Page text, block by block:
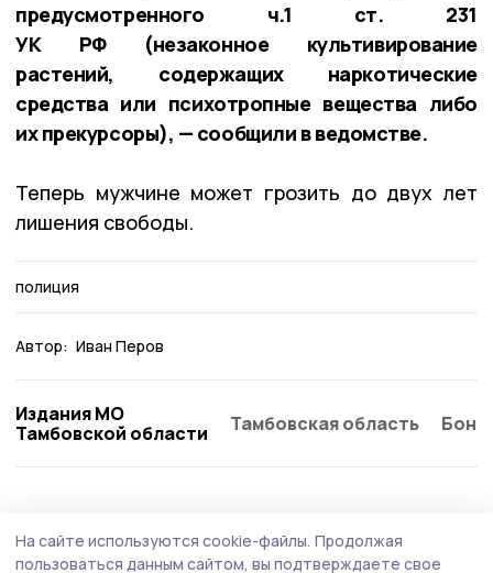
предусмотренного ч.1 ст. 231
УК РФ (незаконное культивирование
растений, содержащих наркотические
средства или психотропные вещества либо
их прекурсоры), — сообщили в ведомстве.
Теперь мужчине может грозить до двух лет
лишения свободы.
полиция
Автор: Иван Перов
Издания МО
Тамбовской области
Тамбовская область
На сайте используются cookie-файлы. Продолжая
пользоваться данным сайтом, вы подтверждаете свое